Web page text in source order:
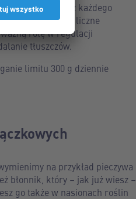
tego, co jesz każdego
Zawierają liczne
rolę w regulacji
tłuszczów.
limitu 300 g dziennie
na przykład pieczywa
błonnik, który – jak już wiesz –
go także w nasionach roślin